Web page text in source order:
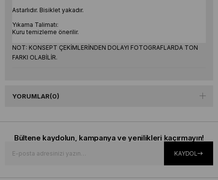
Astarlıdır. Bisiklet yakadır.
Yıkama Talimatı:
Kuru temizleme önerilir.
NOT: KONSEPT ÇEKİMLERİNDEN DOLAYI FOTOGRAFLARDA TON
FARKI OLABİLİR.
YORUMLAR(0)
Bültene kaydolun, kampanya ve yenilikleri kaçırmayın!
KAYDOL